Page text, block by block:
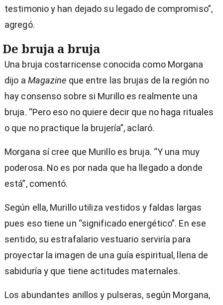
testimonio y han dejado su legado de compromiso”,
agregó.
De bruja a bruja
Una bruja costarricense conocida como Morgana
dijo a Magazine que entre las brujas de la región no
hay consenso sobre si Murillo es realmente una
bruja. “Pero eso no quiere decir que no haga rituales
o que no practique la brujería”, aclaró.
Morgana sí cree que Murillo es bruja. “Y una muy
poderosa. No es por nada que ha llegado a donde
está”, comentó.
Según ella, Murillo utiliza vestidos y faldas largas
pues eso tiene un “significado energético”. En ese
sentido, su estrafalario vestuario serviría para
proyectar la imagen de una guía espiritual, llena de
sabiduría y que tiene actitudes maternales.
Los abundantes anillos y pulseras, según Morgana,